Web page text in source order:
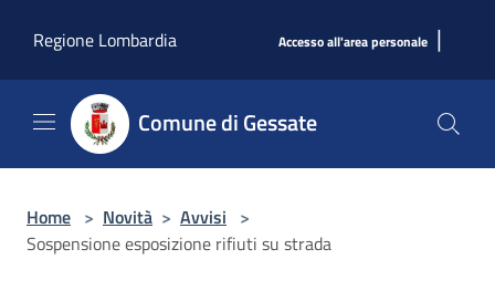
Regione Lombardia
Accesso all'area personale |
Comune di Gessate
Home > Novità > Avvisi >
Sospensione esposizione rifiuti su strada